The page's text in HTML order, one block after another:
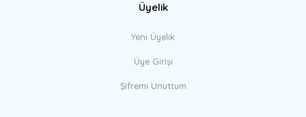
Üyelik
Yeni Üyelik
Üye Girişi
Şifremi Unuttum